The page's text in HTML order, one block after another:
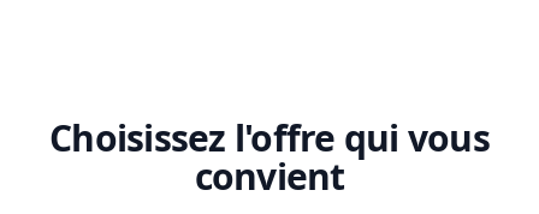
Choisissez l'offre qui vous
convient